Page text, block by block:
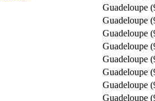
Guadeloupe
Guadeloupe
Guadeloupe
Guadeloupe
Guadeloupe
Guadeloupe
Guadeloupe
Guadeloupe